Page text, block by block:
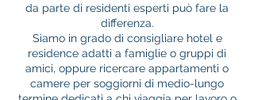
da parte di residenti esperti può fare la
differenza.
Siamo in grado di consigliare hotel e
residence adatti a famiglie o gruppi di
amici, oppure ricercare appartamenti o
camere per soggiorni di medio-lungo